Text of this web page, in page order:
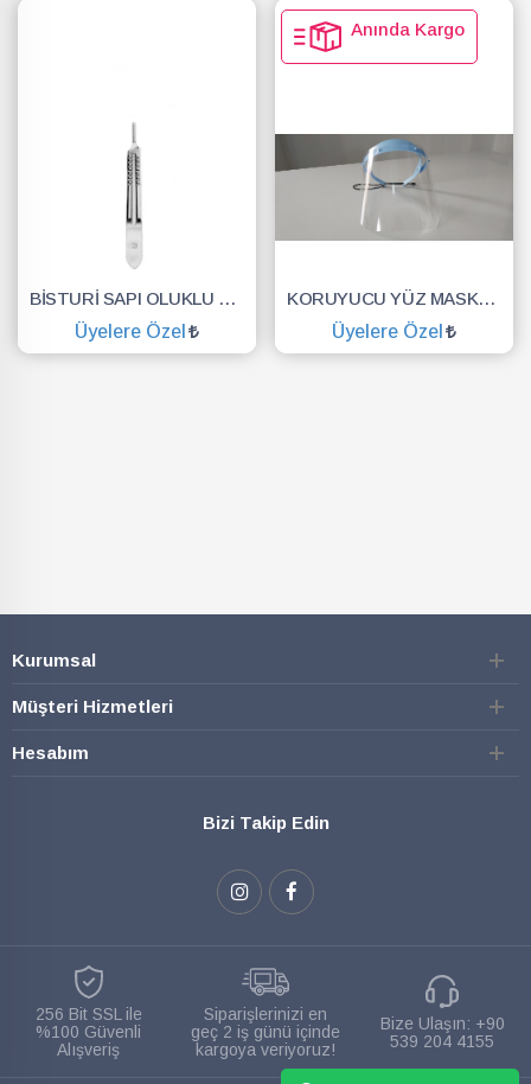
BİSTURİ SAPI OLUKLU NO.3
Üyelere Özel
Anında Kargo
KORUYUCU YÜZ MASKESİ SİPERLİK.YÜZ KALKANI.DENTAL MASKE
Üyelere Özel
Kurumsal
Müşteri Hizmetleri
Hesabım
Bizi Takip Edin
256 Bit SSL ile
%100 Güvenli
Alışveriş
Siparişlerinizi en
geç 2 iş günü içinde
kargoya veriyoruz!
Bize Ulaşın: +90
539 204 4155